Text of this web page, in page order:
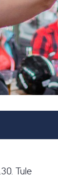
Tule